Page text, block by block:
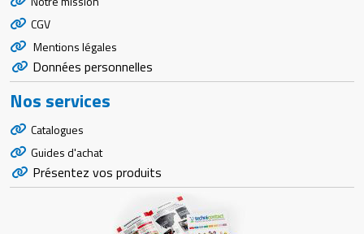
CGV
Mentions légales
Données personnelles
Nos services
Catalogues
Guides d'achat
Présentez vos produits